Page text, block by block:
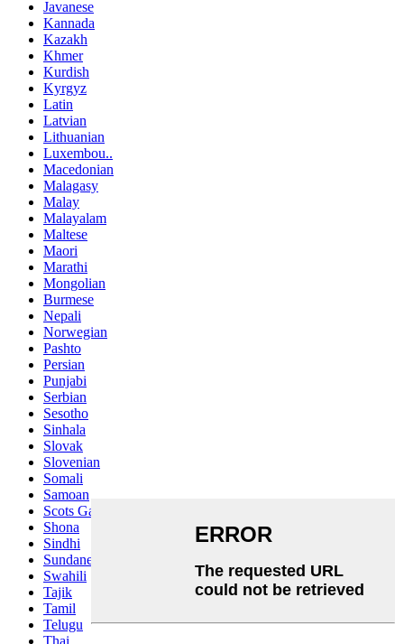
Javanese
Kannada
Kazakh
Khmer
Kurdish
Kyrgyz
Latin
Latvian
Lithuanian
Luxembou..
Macedonian
Malagasy
Malay
Malayalam
Maltese
Maori
Marathi
Mongolian
Burmese
Nepali
Norwegian
Pashto
Persian
Punjabi
Serbian
Sesotho
Sinhala
Slovak
Slovenian
Somali
Samoan
Scots Gaelic
Shona
Sindhi
Sundanese
Swahili
Tajik
Tamil
Telugu